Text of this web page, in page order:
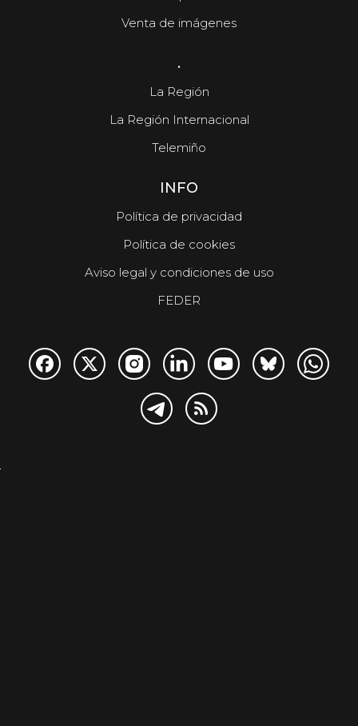
Venta de imágenes
.
La Región
La Región Internacional
Telemiño
INFO
Política de privacidad
Política de cookies
Aviso legal y condiciones de uso
FEDER